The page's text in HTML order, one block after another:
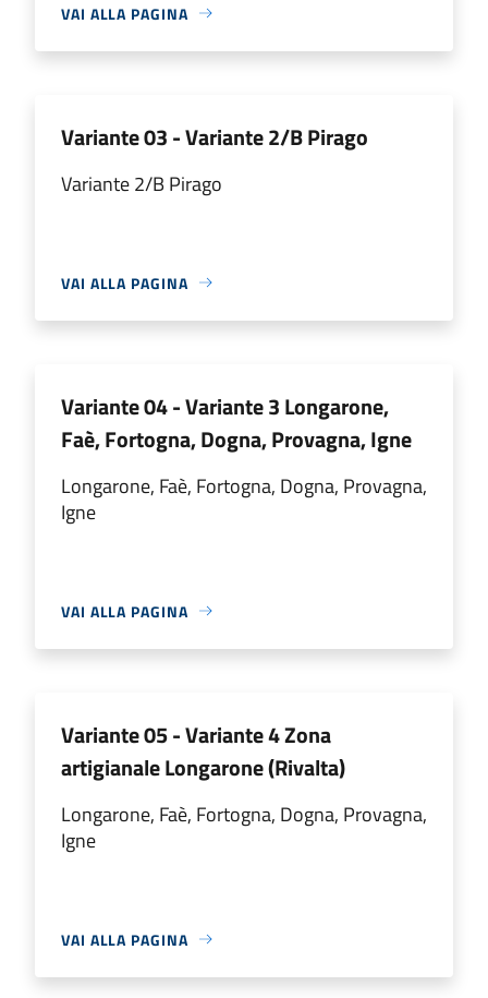
VAI ALLA PAGINA
Variante 03 - Variante 2/B Pirago
Variante 2/B Pirago
VAI ALLA PAGINA
Variante 04 - Variante 3 Longarone,
Faè, Fortogna, Dogna, Provagna, Igne
Longarone, Faè, Fortogna, Dogna, Provagna,
Igne
VAI ALLA PAGINA
Variante 05 - Variante 4 Zona
artigianale Longarone (Rivalta)
Longarone, Faè, Fortogna, Dogna, Provagna,
Igne
VAI ALLA PAGINA